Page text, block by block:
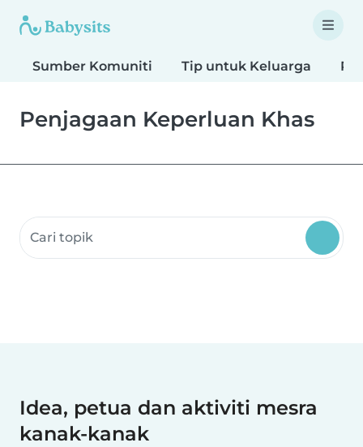
Sumber Komuniti Tip untuk Keluarga
Penjagaan Keperluan Khas
Cari Sumber Komuniti
Idea, petua dan aktiviti mesra
kanak-kanak